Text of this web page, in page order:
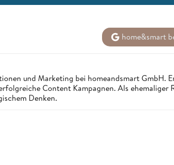
home&smart
und Marketing bei homeandsmart GmbH.
Content Kampagnen. Als ehemaliger
Denken.